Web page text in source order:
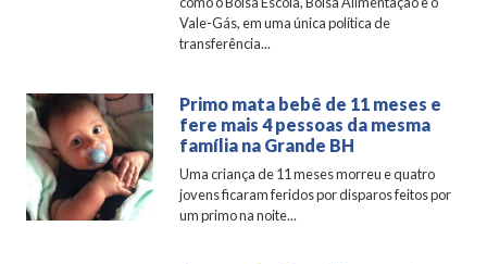
Vale-Gás, em uma única política de
transferência...
Primo mata bebê de 11 meses e
fere mais 4 pessoas da mesma
família na Grande BH
Uma criança de 11 meses morreu e quatro
jovens ficaram feridos por disparos feitos por
um primo na noite...